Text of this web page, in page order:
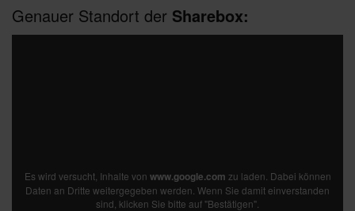
Genauer Standort der Sharebox:
Es wird versucht, Inhalte von www.google.com zu laden. Dabei können
Daten an Dritte weitergegeben werden. Wenn Sie damit einverstanden
sind, klicken Sie bitte auf "Bestätigen".